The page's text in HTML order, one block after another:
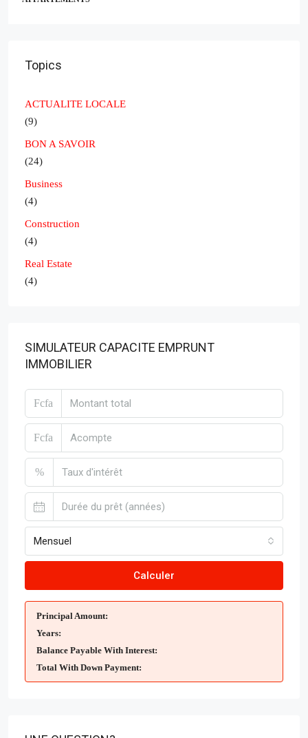
Topics
ACTUALITE LOCALE
(9)
BON A SAVOIR
(24)
Business
(4)
Construction
(4)
Real Estate
(4)
SIMULATEUR CAPACITE EMPRUNT
IMMOBILIER
Fcfa
Fcfa
%
Mensuel
Calculer
Principal Amount:
Years:
Balance Payable With Interest:
Total With Down Payment: